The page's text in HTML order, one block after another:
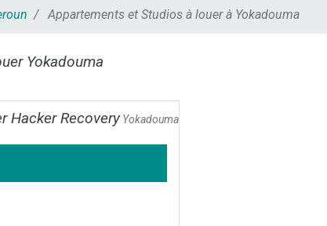
Appartements et Studios à louer à Yokadouma
Yokadouma
Hacker RecoveryYokadouma